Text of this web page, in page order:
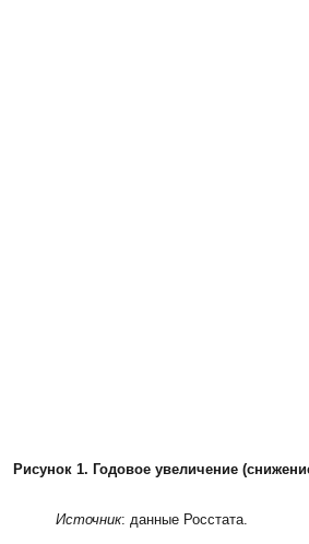
Рисунок 1. Годовое увеличение
Источник: данные Росстата.